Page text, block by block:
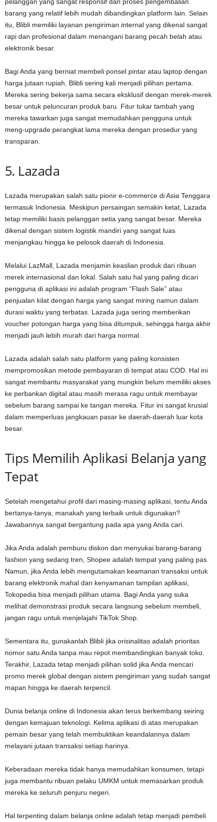
pelanggan yang sangat responsif dan proses pengembalian
barang yang relatif lebih mudah dibandingkan platform lain. Selain
itu, Blibli memiliki layanan pengiriman internal yang dikenal sangat
rapi dan profesional dalam menangani barang pecah belah atau
elektronik besar.
Bagi Anda yang berniat membeli ponsel pintar atau laptop dengan
harga jutaan rupiah, Blibli sering kali menjadi pilihan pertama.
Mereka sering bekerja sama secara eksklusif dengan merek-merek
besar untuk peluncuran produk baru. Fitur tukar tambah yang
mereka tawarkan juga sangat memudahkan pengguna untuk
meng-upgrade perangkat lama mereka dengan prosedur yang
transparan.
5. Lazada
Lazada merupakan salah satu pionir e-commerce di Asia Tenggara
termasuk Indonesia. Meskipun persaingan semakin ketat, Lazada
tetap memiliki basis pelanggan setia yang sangat besar. Mereka
dikenal dengan sistem logistik mandiri yang sangat luas
menjangkau hingga ke pelosok daerah di Indonesia.
Melalui LazMall, Lazada menjamin keaslian produk dari ribuan
merek internasional dan lokal. Salah satu hal yang paling dicari
pengguna di aplikasi ini adalah program “Flash Sale” atau
penjualan kilat dengan harga yang sangat miring namun dalam
durasi waktu yang terbatas. Lazada juga sering memberikan
voucher potongan harga yang bisa ditumpuk, sehingga harga akhir
menjadi jauh lebih murah dari harga normal.
Lazada adalah salah satu platform yang paling konsisten
mempromosikan metode pembayaran di tempat atau COD. Hal ini
sangat membantu masyarakat yang mungkin belum memiliki akses
ke perbankan digital atau masih merasa ragu untuk membayar
sebelum barang sampai ke tangan mereka. Fitur ini sangat krusial
dalam memperluas jangkauan pasar ke daerah-daerah luar kota
besar.
Tips Memilih Aplikasi Belanja yang
Tepat
Setelah mengetahui profil dari masing-masing aplikasi, tentu Anda
bertanya-tanya, manakah yang terbaik untuk digunakan?
Jawabannya sangat bergantung pada apa yang Anda cari.
Jika Anda adalah pemburu diskon dan menyukai barang-barang
fashion yang sedang tren, Shopee adalah tempat yang paling pas.
Namun, jika Anda lebih mengutamakan keamanan transaksi untuk
barang elektronik mahal dan kenyamanan tampilan aplikasi,
Tokopedia bisa menjadi pilihan utama. Bagi Anda yang suka
melihat demonstrasi produk secara langsung sebelum membeli,
jangan ragu untuk menjelajahi TikTok Shop.
Sementara itu, gunakanlah Blibli jika orisinalitas adalah prioritas
nomor satu Anda tanpa mau repot membandingkan banyak toko.
Terakhir, Lazada tetap menjadi pilihan solid jika Anda mencari
promo merek global dengan sistem pengiriman yang sudah sangat
mapan hingga ke daerah terpencil.
Dunia belanja online di Indonesia akan terus berkembang seiring
dengan kemajuan teknologi. Kelima aplikasi di atas merupakan
pemain besar yang telah membuktikan keandalannya dalam
melayani jutaan transaksi setiap harinya.
Keberadaan mereka tidak hanya memudahkan konsumen, tetapi
juga membantu ribuan pelaku UMKM untuk memasarkan produk
mereka ke seluruh penjuru negeri.
Hal terpenting dalam belanja online adalah tetap menjadi pembeli